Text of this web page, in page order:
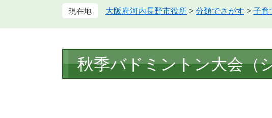
大阪府河内長野市役所>分類でさがす >子育
文
秋季バドミントン大会（